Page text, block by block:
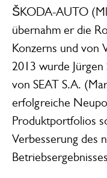
ŠKODA-AUTO
übernahm er die
Konzerns und von
2013 wurde
von SEAT S.A.
erfolgreiche
Produktportfolios
Verbesserung des